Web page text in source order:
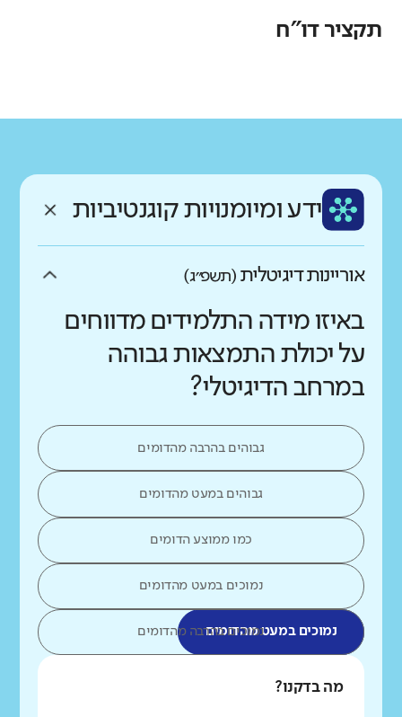
רקע חברתי כלכלי
ממוצע תלמידים בכיתה
גבוה נמוך
תקציר דו"ח
ידע ומיומנויות קוגנטיביות
אוריינות דיגיטלית (תשפ״ג)
באיזו מידה התלמידים מדווחים
על יכולת התמצאות גבוהה
במרחב הדיגיטלי?
גבוהים בהרבה מהדומים
גבוהים במעט מהדומים
כמו ממוצע הדומים
נמוכים במעט מהדומים
נמוכים במעט מהדומיםנמוכים בהרבה מהדומים
מה בדקנו?